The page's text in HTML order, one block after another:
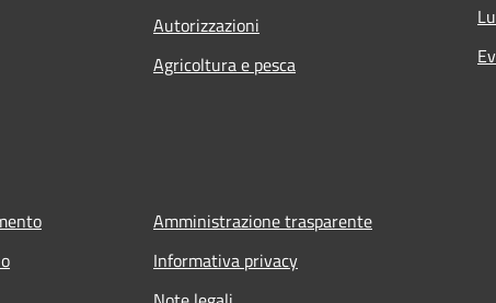
Autorizzazioni
Agricoltura e pesca
Amministrazione trasparente
Informativa privacy